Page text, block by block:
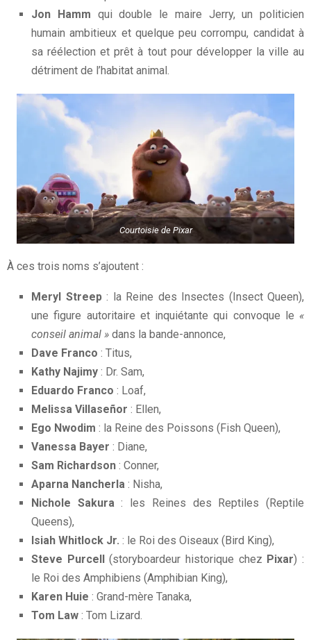
Jon Hamm qui double le maire Jerry, un politicien
humain ambitieux et quelque peu corrompu, candidat à
sa réélection et prêt à tout pour développer la ville au
détriment de l’habitat animal.
Courtoisie de Pixar
À ces trois noms s’ajoutent :
Meryl Streep: la Reine des Insectes (Insect Queen),
une figure autoritaire et inquiétante qui convoque le «
conseil animal » dans la bande-annonce,
Dave Franco : Titus,
Kathy Najimy : Dr. Sam,
Eduardo Franco : Loaf,
Melissa Villaseñor : Ellen,
Ego Nwodim : la Reine des Poissons (Fish Queen),
Vanessa Bayer : Diane,
Sam Richardson : Conner,
Aparna Nancherla : Nisha,
Nichole Sakura: les Reines des Reptiles (Reptile
Queens),
Isiah Whitlock Jr. : le Roi des Oiseaux (Bird King),
Steve Purcell
(storyboardeur historique chez Pixar) :
le Roi des Amphibiens (Amphibian King),
Karen Huie : Grand-mère Tanaka,
Tom Law : Tom Lizard.